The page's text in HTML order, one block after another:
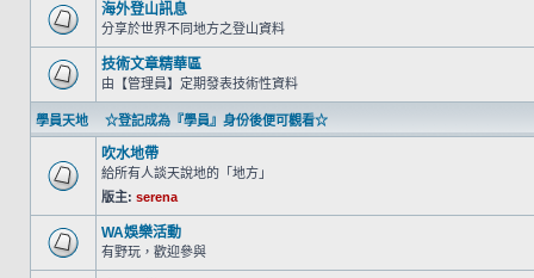
海外登山訊息
分享於世界不同地方之登山資料
技術文章精華區
由【管理員】定期發表技術性資料
學員天地 ☆登記成為『學員』身份後便可觀看☆
吹水地帶
給所有人談天說地的「地方」
版主: serena
WA娛樂活動
有野玩，歡迎參與